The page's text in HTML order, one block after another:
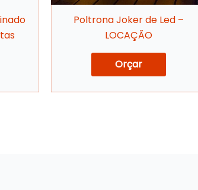
Poltrona Joker de Led –
LOCAÇÃO
Orçar